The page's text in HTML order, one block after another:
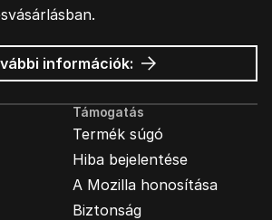
információk: Mozilla
hirdetések
Támogatás
Termék súgó
Hiba bejelentése
A Mozilla honosítása
Biztonság